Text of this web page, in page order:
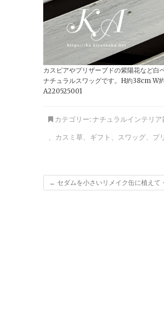
カスピアやプリザーブドの紫陽花など白
ナチュラルスワッグです。H約38cm W
A220525001
カテゴリー:ナチュラルインテリア
、
カスミ草、 ギフト 、 スワッグ、 プ
← セダムを小さいリメイク缶に植えて